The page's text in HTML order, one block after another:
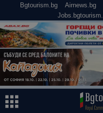
Bgtourism.bg Airnews.bg